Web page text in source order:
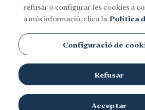
refusar o configurar les cookies a
a més informació, clica la Política
Configuració de
Refusar
Acceptar